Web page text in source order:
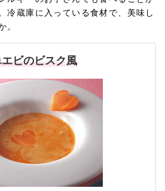
冷蔵庫に入っている食材で、美味し
。
ビのビスク風